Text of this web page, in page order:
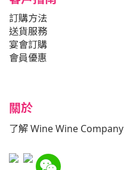
訂購方法
送貨服務
宴會訂購
會員優惠
關於
了解 Wine Wine Company